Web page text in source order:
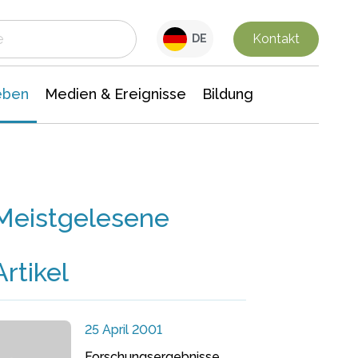
DE Kontakt
Medien & Ereignisse Bildung
25 April 2001